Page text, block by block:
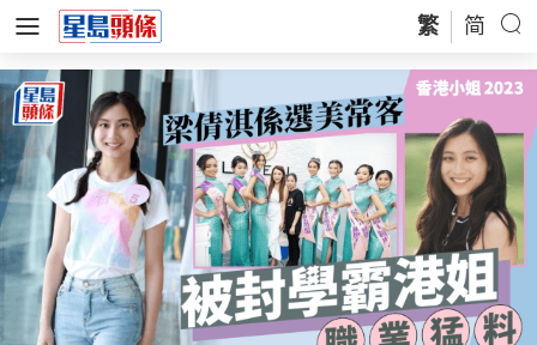
繁 简